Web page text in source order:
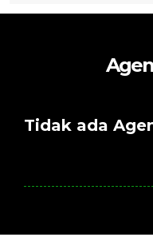
Tidak ada